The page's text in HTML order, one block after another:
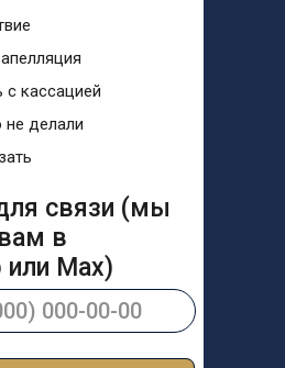
кассацией
не делали
связи (мы
в
или Max)